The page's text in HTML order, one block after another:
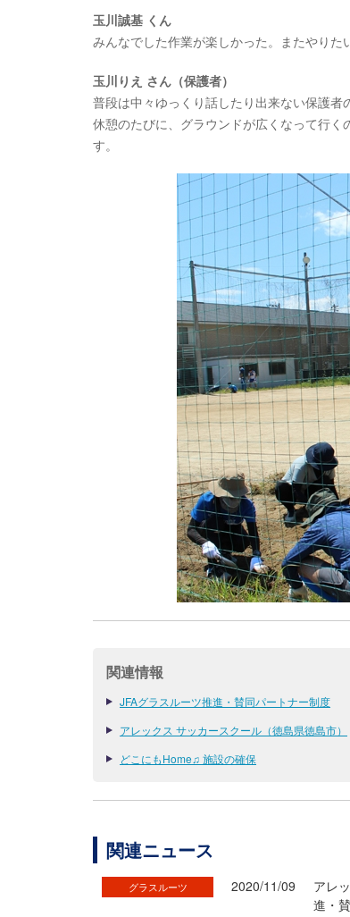
玉川誠基 くん
みんなでした作業が楽しかった。またやりた
玉川りえ さん（保護者）
普段は中々ゆっくり話したり出来ない保護者
休憩のたびに、グラウンドが広くなって行
す。
関連情報
JFAグラスルーツ推進・賛同パートナー制度
アレックス サッカースクール（徳島県徳島市）
どこにもHome♫ 施設の確保
関連ニュース
グラスルーツ 2020/11/09
アレ
進・